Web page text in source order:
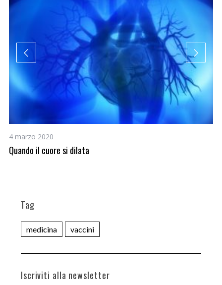
4 marzo 2020
Quando il cuore si dilata
Tag
medicina vaccini
Iscriviti alla newsletter